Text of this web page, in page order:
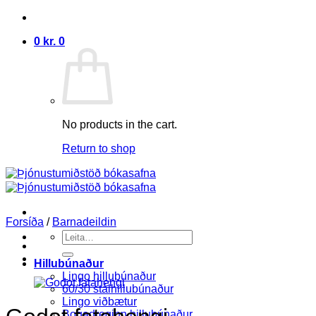
Skip
content
0 kr. 0
No products in the cart.
Return to shop
Search
for:
Hillubúnaður
Lingo hillubúnaður
60/30 stálhillubúnaður
Lingo viðbætur
Forsíða / Barnadeildin